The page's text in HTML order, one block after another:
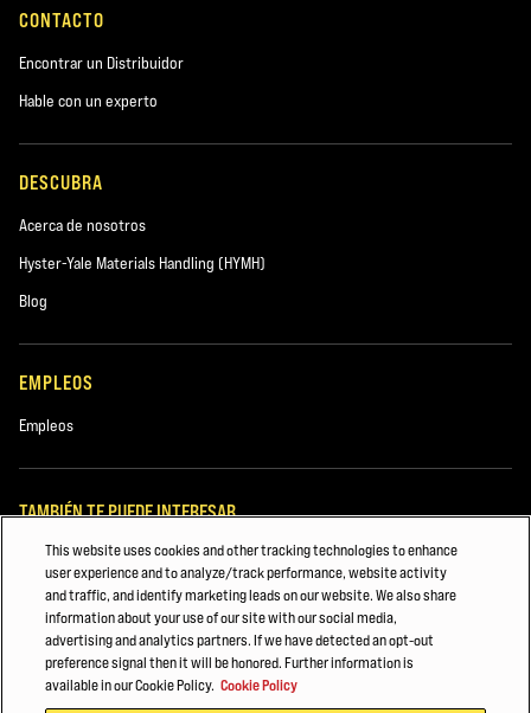
CONTACTO
Encontrar un Distribuidor
Hable con un experto
DESCUBRA
Acerca de nosotros
Hyster-Yale Materials Handling (HYMH)
Blog
EMPLEOS
Empleos
TAMBIÉN TE PUEDE INTERESAR
Construcción
Madera
La energía para seguir adelante
© 2026 Hyster-Yale Materials Handling, Inc., Todos los derechos reservados.
This website uses cookies and other tracking technologies to enhance
user experience and to analyze/track performance, website activity
and traffic, and identify marketing leads on our website. We also share
information about your use of our site with our social media,
advertising and analytics partners. If we have detected an opt-out
preference signal then it will be honored. Further information is
available in our Cookie Policy. Cookie Policy